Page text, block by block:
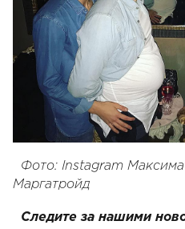
Фото: Instagram
Маргатройд
Следите за нашими